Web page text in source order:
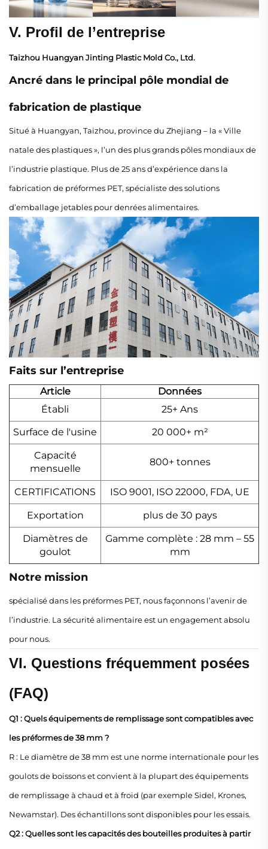
V. Profil de l’entreprise
Taizhou Huangyan Jinting Plastic Mold Co., Ltd.
Ancré dans le principal pôle mondial de
fabrication de plastique
Situé à Huangyan, Taizhou, province du Zhejiang – la « Ville
natale des plastiques », l’un des plus grands pôles mondiaux de
l’industrie plastique. Plus de 25 ans d’expérience dans la
fabrication de préformes PET, spécialiste des solutions
d’emballage jetables pour denrées alimentaires.
Faits sur l’entreprise
Article
Données
Établi
25+ Ans
Surface de l'usine
20 000+ m²
Capacité
mensuelle
800+ tonnes
CERTIFICATIONS ISO 9001, ISO 22000, FDA, UE
Exportation plus de 30 pays
Diamètres de
goulot
Gamme complète : 28 mm – 55
mm
Notre mission
spécialisé dans les préformes PET, nous façonnons l’avenir de
l’industrie. La sécurité alimentaire est un engagement absolu
pour nous.
VI. Questions fréquemment posées
(FAQ)
Q1 : Quels équipements de remplissage sont compatibles avec
les préformes de 38 mm ?
R : Le diamètre de 38 mm est une norme internationale pour les
goulots de boissons et convient à la plupart des équipements
de remplissage à chaud et à froid (par exemple Sidel, Krones,
Newamstar). Des échantillons sont disponibles pour les essais.
Q2 : Quelles sont les capacités des bouteilles produites à partir